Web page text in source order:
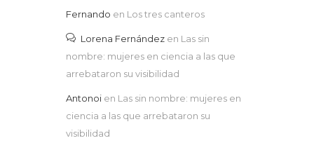
Fernando en Los tres canteros
Lorena Fernández en Las sin
nombre: mujeres en ciencia a las que
arrebataron su visibilidad
Antonoi en Las sin nombre: mujeres en
ciencia a las que arrebataron su
visibilidad